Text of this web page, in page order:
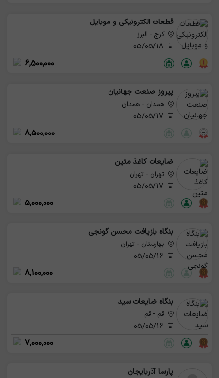
قطعات الکترونیکی و موبایل
کرج - البرز
05/05/18
6,500,000
پیروز صنعت جهانیان
همدان - همدان
05/05/17
8,500,000
ضایعات کاغذ متین
تهران - تهران
05/05/17
5,000,000
بنگاه بازیافت محسن گونجی
بهارستان - تهران
05/05/16
8,100,000
بنگاه ضایعات سید
قم - قم
05/05/16
7,000,000
پارسا آذربایجان